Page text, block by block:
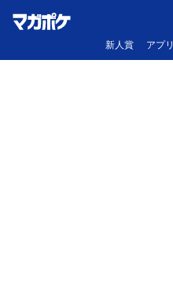
新人賞 アプリ